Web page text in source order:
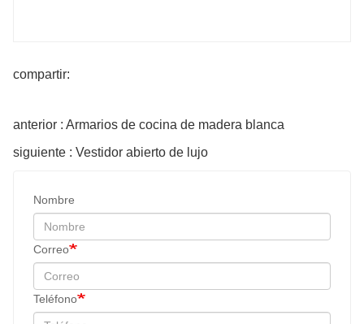
compartir:
anterior : Armarios de cocina de madera blanca
siguiente : Vestidor abierto de lujo
Nombre
Correo
Teléfono